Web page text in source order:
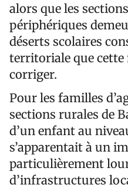
alors que les
périphériques
déserts scolaires
territoriale que cette
corriger.
Pour les familles
sections rurales de
d’un enfant au
s’apparentait à un
particulièrement
d’infrastructures